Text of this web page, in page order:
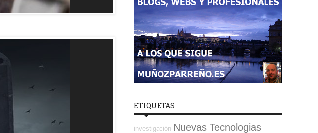
ETIQUETAS
investigación Nuevas Tecnologias